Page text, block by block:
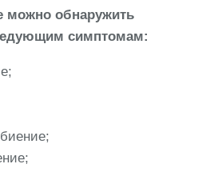
можно обнаружить
симптомам: